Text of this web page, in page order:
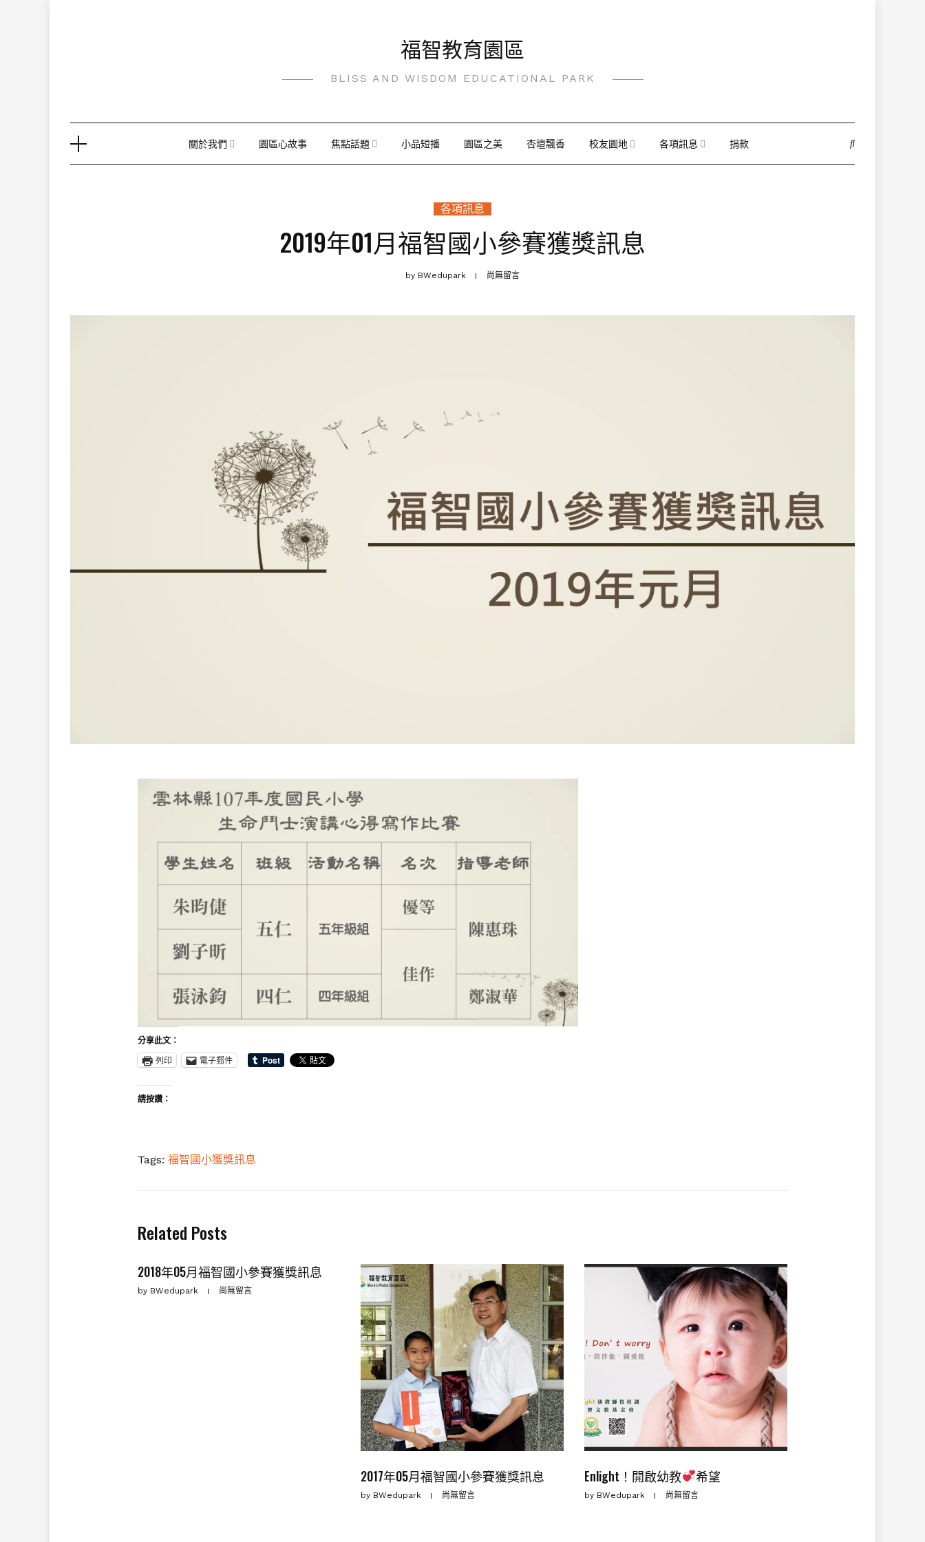
福智教育園區
BLISS AND WISDOM EDUCATIONAL PARK
關於我們 園區心故事 焦點話題 小品短播 園區之美 杏壇飄香 校友園地 各項訊息 捐款
各項訊息
2019年01月福智國小參賽獲獎訊息
by BWedupark 尚無留言
分享此文：
列印
電子郵件
請按讚：
Tags: 福智國小獲獎訊息
Related Posts
2018年05月福智國小參賽獲獎訊息
byBWedupark 尚無留言
2017年05月福智國小參賽獲獎訊息
by BWedupark 尚無留言
Enlight！開啟幼教 希望
by BWedupark 尚無留言